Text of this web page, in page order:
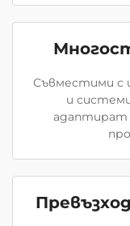
Съвместими с
и
адаптират